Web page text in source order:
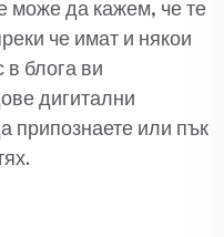
може да кажем, че те
че имат и някои
в блога ви
дигитални
припознаете или пък